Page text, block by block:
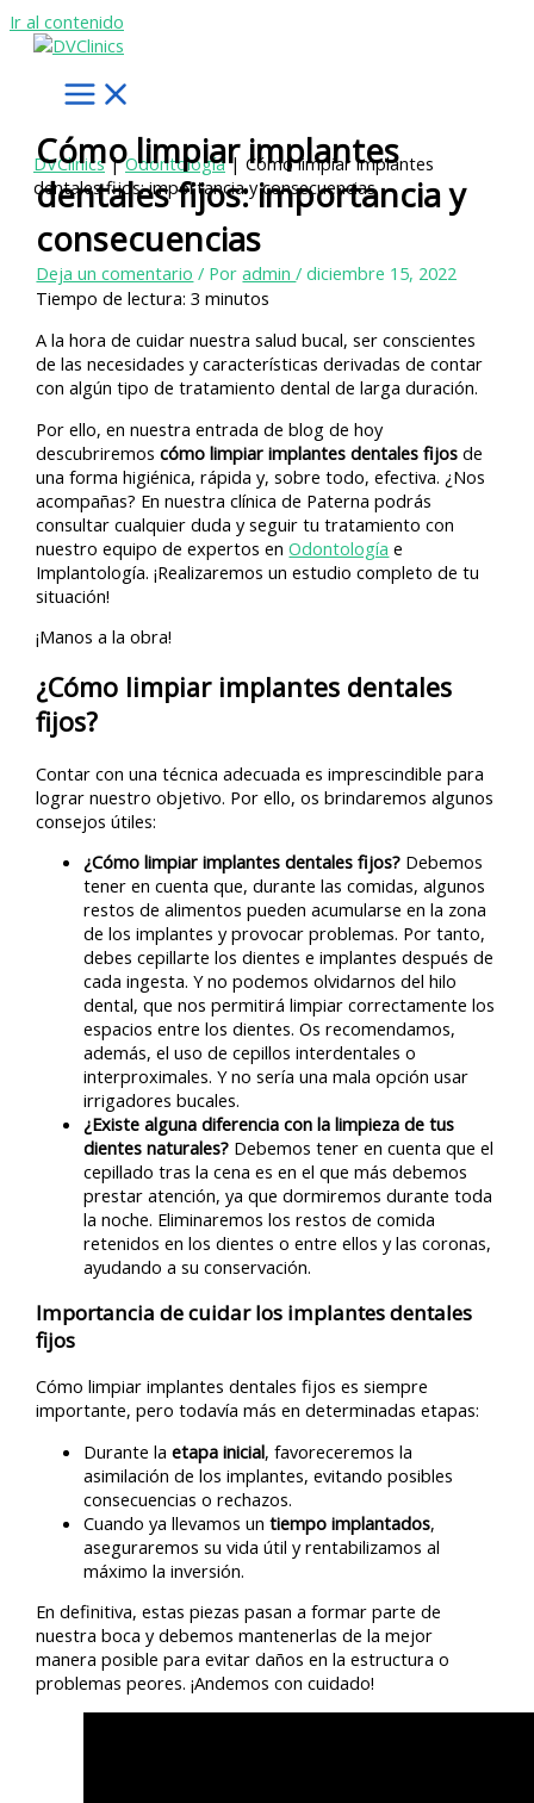
Ir al contenido
DVClinics|Odontología| Cómo limpiar implantes
dentales fijos: importancia y consecuencias
Cómo limpiar implantes
dentales fijos: importancia y
consecuencias
Deja un comentario / Poradmin/diciembre 15, 2022
Tiempo de lectura: 3 minutos
A la hora de cuidar nuestra salud bucal, ser conscientes
de las necesidades y características derivadas de contar
con algún tipo de tratamiento dental de larga duración.
Por ello, en nuestra entrada de blog de hoy
descubriremoscómo limpiar implantes dentales fijos de
una forma higiénica, rápida y, sobre todo, efectiva. ¿Nos
acompañas? En nuestra clínica de Paterna podrás
consultar cualquier duda y seguir tu tratamiento con
nuestro equipo de expertos enOdontología e
Implantología. ¡Realizaremos un estudio completo de tu
situación!
¡Manos a la obra!
¿Cómo limpiar implantes dentales
fijos?
Contar con una técnica adecuada es imprescindible para
lograr nuestro objetivo. Por ello, os brindaremos algunos
consejos útiles:
¿Cómo limpiar implantes dentales fijos? Debemos
tener en cuenta que, durante las comidas, algunos
restos de alimentos pueden acumularse en la zona
de los implantes y provocar problemas. Por tanto,
debes cepillarte los dientes e implantes después de
cada ingesta. Y no podemos olvidarnos del hilo
dental, que nos permitirá limpiar correctamente los
espacios entre los dientes. Os recomendamos,
además, el uso de cepillos interdentales o
interproximales. Y no sería una mala opción usar
irrigadores bucales.
¿Existe alguna diferencia con la limpieza de tus
dientes naturales? Debemos tener en cuenta que el
cepillado tras la cena es en el que más debemos
prestar atención, ya que dormiremos durante toda
la noche. Eliminaremos los restos de comida
retenidos en los dientes o entre ellos y las coronas,
ayudando a su conservación.
Importancia de cuidar los implantes dentales
fijos
Cómo limpiar implantes dentales fijos es siempre
importante, pero todavía más en determinadas etapas:
Durante la etapa inicial, favoreceremos la
asimilación de los implantes, evitando posibles
consecuencias o rechazos.
Cuando ya llevamos untiempo implantados,
aseguraremos su vida útil y rentabilizamos al
máximo la inversión.
En definitiva, estas piezas pasan a formar parte de
nuestra boca y debemos mantenerlas de la mejor
manera posible para evitar daños en la estructura o
problemas peores. ¡Andemos con cuidado!